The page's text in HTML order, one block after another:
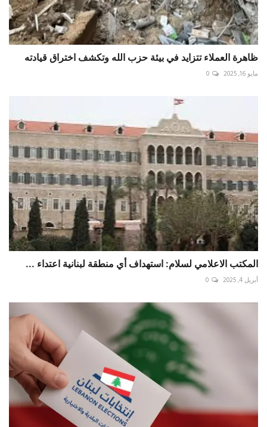
ظاهرة العملاء تتزايد في بيئة حزب الله وتكشف اختراق قيادته
مايو 16, 2025 0
المكتب الاعلامي لسلام: استهداف أي منطقة لبنانية اعتداء ...
أبريل 4, 2025 0